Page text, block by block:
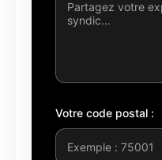
Votre code postal :